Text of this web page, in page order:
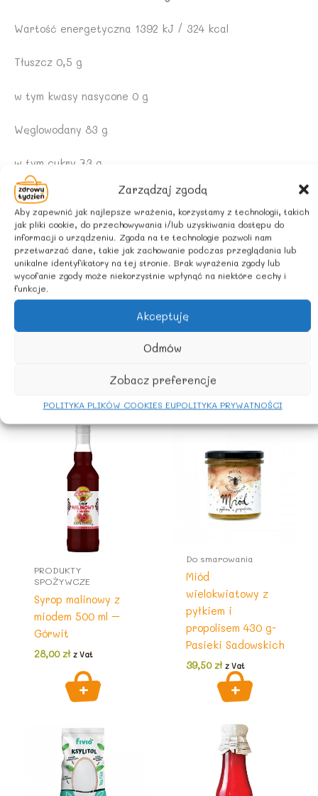
Zarządzaj zgodą
Aby zapewnić jak najlepsze wrażenia, korzystamy z technologii, takich
jak pliki cookie, do przechowywania i/lub uzyskiwania dostępu do
informacji o urządzeniu. Zgoda na te technologie pozwoli nam
przetwarzać dane, takie jak zachowanie podczas przeglądania lub
unikalne identyfikatory na tej stronie. Brak wyrażenia zgody lub
wycofanie zgody może niekorzystnie wpłynąć na niektóre cechy i
funkcje.
Akceptuję
Odmów
Zobacz preferencje
POLITYKA PLIKÓW COOKIES EUPOLITYKA PRYWATNOŚCI
Wartość energetyczna 1392 kJ / 324 kcal
Tłuszcz 0,5 g
w tym kwasy nasycone 0 g
Węglowodany 83 g
w tym cukry 73 g
Białko 1,0 g
Sól 0 g
ZALECANE WARUNKI PRZECHOWYWANIA:
Przechowywać w ciemnym i chłodnym miejscu.
Chronić przed promieniami słonecznymi
Podobne produkty
PRODUKTY
SPOŻYWCZE
Syrop malinowy z
miodem 500 ml –
Górwit
28,00zł z Vat
Do smarowania
Miód
wielokwiatowy z
pyłkiem i
propolisem 430 g-
Pasieki Sadowskich
39,50zł z Vat